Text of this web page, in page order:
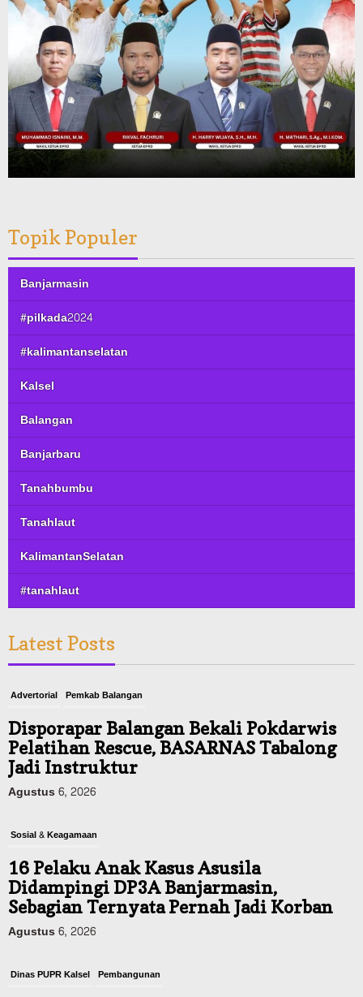
Topik Populer
Banjarmasin
#pilkada2024
#kalimantanselatan
Kalsel
Balangan
Banjarbaru
Tanahbumbu
Tanahlaut
KalimantanSelatan
#tanahlaut
Latest Posts
Advertorial Pemkab Balangan
Disporapar Balangan Bekali Pokdarwis
Pelatihan Rescue, BASARNAS Tabalong
Jadi Instruktur
Agustus 6, 2026
Sosial & Keagamaan
16 Pelaku Anak Kasus Asusila
Didampingi DP3A Banjarmasin,
Sebagian Ternyata Pernah Jadi Korban
Agustus 6, 2026
Dinas PUPR Kalsel Pembangunan